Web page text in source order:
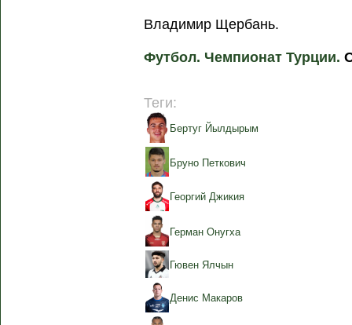
Владимир Щербань.
Футбол. Чемпионат Турции.
Теги:
Бертуг Йылдырым
Бруно Петкович
Георгий Джикия
Герман Онугха
Гювен Ялчын
Денис Макаров